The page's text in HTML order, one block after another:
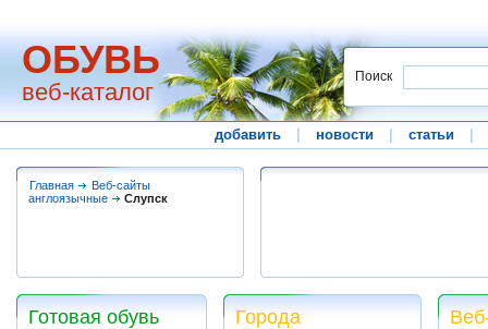
ОБУВЬ
веб-каталог
Поиск
добавить новости статьи
Главная
Веб-сайты
англоязычные
Слупск
Готовая обувь
Города